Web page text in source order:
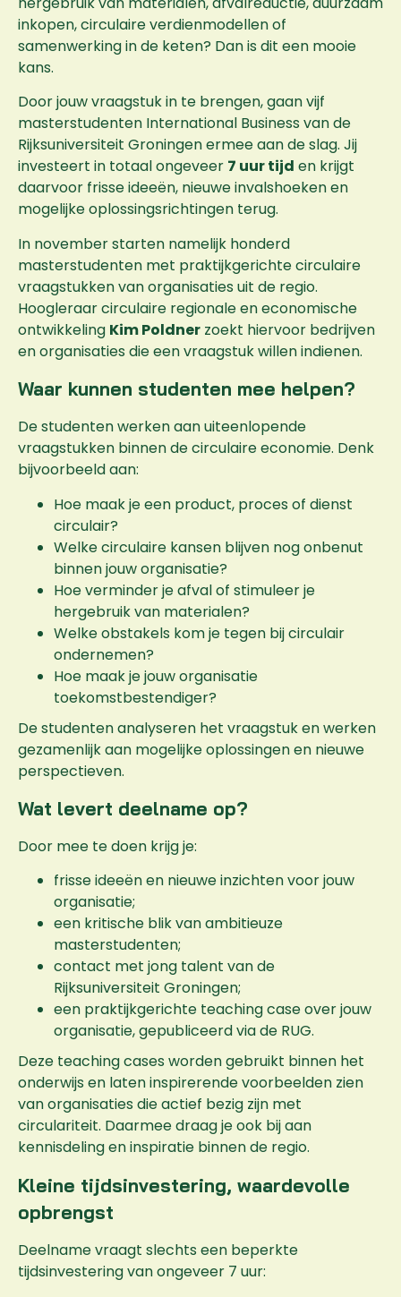
inkopen, circulaire verdienmodellen of
samenwerking in de keten? Dan is dit een mooie
kans.
Door jouw vraagstuk in te brengen, gaan vijf
masterstudenten International Business van de
Rijksuniversiteit Groningen ermee aan de slag. Jij
investeert in totaal ongeveer 7 uur tijd en krijgt
daarvoor frisse ideeën, nieuwe invalshoeken en
mogelijke oplossingsrichtingen terug.
In november starten namelijk honderd
masterstudenten met praktijkgerichte circulaire
vraagstukken van organisaties uit de regio.
Hoogleraar circulaire regionale en economische
ontwikkeling Kim Poldner zoekt hiervoor bedrijven
en organisaties die een vraagstuk willen indienen.
Waar kunnen studenten mee helpen?
De studenten werken aan uiteenlopende
vraagstukken binnen de circulaire economie. Denk
bijvoorbeeld aan:
Hoe maak je een product, proces of dienst
circulair?
Welke circulaire kansen blijven nog onbenut
binnen jouw organisatie?
Hoe verminder je afval of stimuleer je
hergebruik van materialen?
Welke obstakels kom je tegen bij circulair
ondernemen?
Hoe maak je jouw organisatie
toekomstbestendiger?
De studenten analyseren het vraagstuk en werken
gezamenlijk aan mogelijke oplossingen en nieuwe
perspectieven.
Wat levert deelname op?
Door mee te doen krijg je:
frisse ideeën en nieuwe inzichten voor jouw
organisatie;
een kritische blik van ambitieuze
masterstudenten;
contact met jong talent van de
Rijksuniversiteit Groningen;
een praktijkgerichte teaching case over jouw
organisatie, gepubliceerd via de RUG.
Deze teaching cases worden gebruikt binnen het
onderwijs en laten inspirerende voorbeelden zien
van organisaties die actief bezig zijn met
circulariteit. Daarmee draag je ook bij aan
kennisdeling en inspiratie binnen de regio.
Kleine tijdsinvestering, waardevolle
opbrengst
Deelname vraagt slechts een beperkte
tijdsinvestering van ongeveer 7 uur: